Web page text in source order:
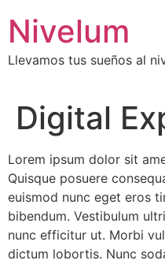
contenido
Nivelum
Llevamos tus sueños al
Digital
Lorem ipsum dolor sit
Quisque posuere
euismod nunc eget eros
bibendum. Vestibulum
nunc efficitur ut. Morbi
dictum lobortis. Nunc